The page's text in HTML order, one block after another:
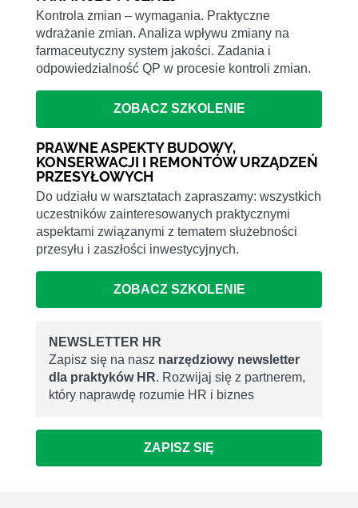
Kontrola zmian – wymagania. Praktyczne
wdrażanie zmian. Analiza wpływu zmiany na
farmaceutyczny system jakości. Zadania i
odpowiedzialność QP w procesie kontroli zmian.
ZOBACZ SZKOLENIE
PRAWNE ASPEKTY BUDOWY,
KONSERWACJI I REMONTÓW URZĄDZEŃ
PRZESYŁOWYCH
Do udziału w warsztatach zapraszamy: wszystkich
uczestników zainteresowanych praktycznymi
aspektami związanymi z tematem służebności
przesyłu i zaszłości inwestycyjnych.
ZOBACZ SZKOLENIE
NEWSLETTER HR
Zapisz się na nasz narzędziowy newsletter
dla praktyków HR. Rozwijaj się z partnerem,
który naprawdę rozumie HR i biznes
ZAPISZ SIĘ